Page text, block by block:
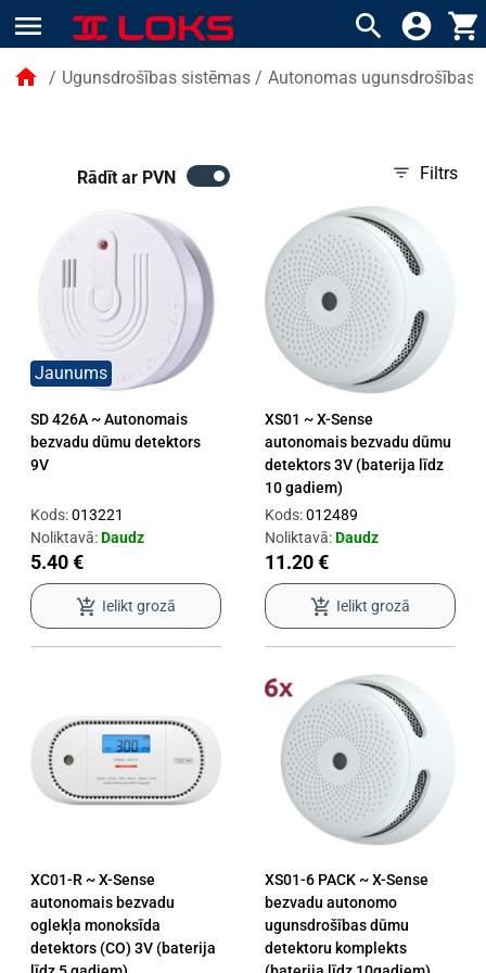
menu search account_circle shopping_cart
home / Ugunsdrošības sistēmas / Autonomas ugunsdrošības
filter_list Filtrs
Rādīt ar PVN
Jaunums
SD 426A ~ Autonomais
bezvadu dūmu detektors
9V
Kods:013221
Noliktavā:Daudz
5.40 €
add_shopping_cart Ielikt grozā
XS01 ~ X-Sense
autonomais bezvadu dūmu
detektors 3V (baterija līdz
10 gadiem)
Kods:012489
Noliktavā:Daudz
11.20 €
add_shopping_cart Ielikt grozā
XC01-R ~ X-Sense
autonomais bezvadu
oglekļa monoksīda
detektors (CO) 3V (baterija
XS01-6 PACK ~ X-Sense
bezvadu autonomo
ugunsdrošības dūmu
detektoru komplekts